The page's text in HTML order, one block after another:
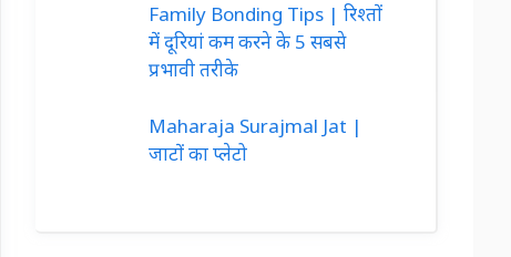
Family Bonding Tips | रिश्तों
में दूरियां कम करने के 5 सबसे
प्रभावी तरीके
Maharaja Surajmal Jat |
जाटों का प्लेटो